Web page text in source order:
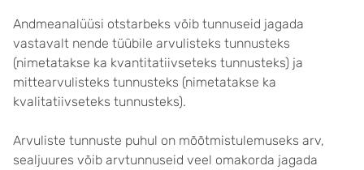
Andmeanalüüsi otstarbeks võib tunnuseid jagada
vastavalt nende tüübile arvulisteks tunnusteks
(nimetatakse ka kvantitatiivseteks tunnusteks) ja
mittearvulisteks tunnusteks (nimetatakse ka
kvalitatiivseteks tunnusteks).
Arvuliste tunnuste puhul on mõõtmistulemuseks arv,
sealjuures võib arvtunnuseid veel omakorda jagada